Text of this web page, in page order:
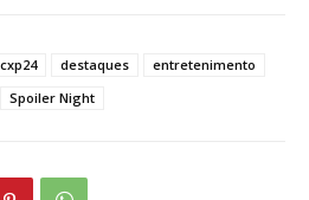
destaques
entretenimento
Spoiler Night